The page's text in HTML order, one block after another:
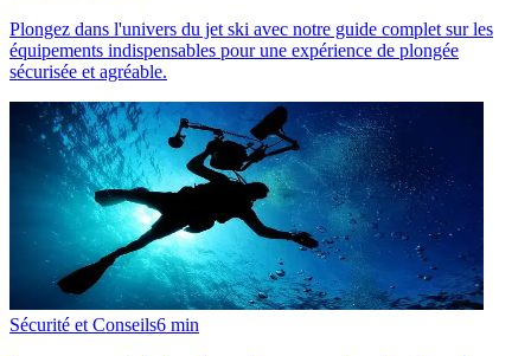
Plongez dans l'univers du jet ski avec notre guide complet sur les
équipements indispensables pour une expérience de plongée
sécurisée et agréable.
Sécurité et Conseils6 min